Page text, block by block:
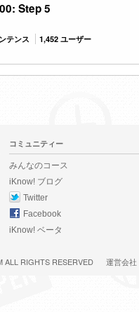
Step 5
テンス
1,452 ユーザー
コミュニティー
みんなのコース
iKnow! ブログ
Twitter
Facebook
iKnow! ベータ
ALL RIGHTS RESERVED 運営会社